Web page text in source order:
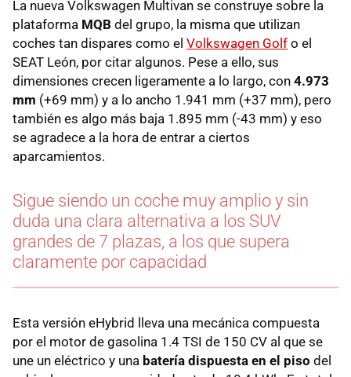
La nueva Volkswagen Multivan se construye sobre la
plataforma MQB del grupo, la misma que utilizan
coches tan dispares como el Volkswagen Golf o el
SEAT León, por citar algunos. Pese a ello, sus
dimensiones crecen ligeramente a lo largo, con 4.973
mm (+69 mm) y a lo ancho 1.941 mm (+37 mm), pero
también es algo más baja 1.895 mm (-43 mm) y eso
se agradece a la hora de entrar a ciertos
aparcamientos.
Sigue siendo un coche muy amplio y sin
duda una clara alternativa a los SUV
grandes de 7 plazas, a los que supera
claramente por capacidad
Esta versión eHybrid lleva una mecánica compuesta
por el motor de gasolina 1.4 TSI de 150 CV al que se
une un eléctrico y una batería dispuesta en el piso del